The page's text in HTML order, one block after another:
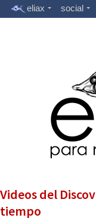
eliax social
Videos del
tiempo